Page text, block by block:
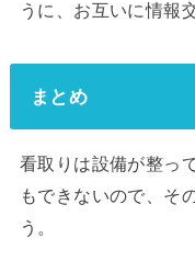
うに、お互いに情報
まとめ
看取りは設備が整っ
もできないので、そ
う。